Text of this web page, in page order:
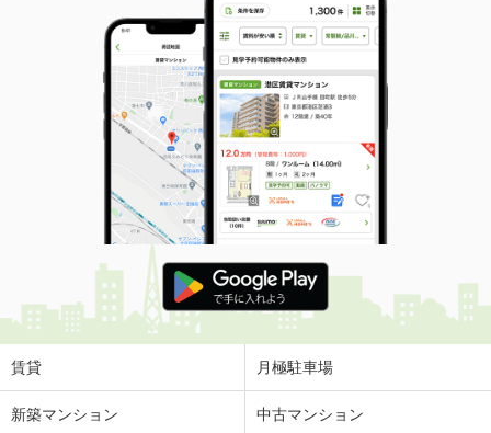
賃貸 月極駐車場
新築マンション 中古マンション